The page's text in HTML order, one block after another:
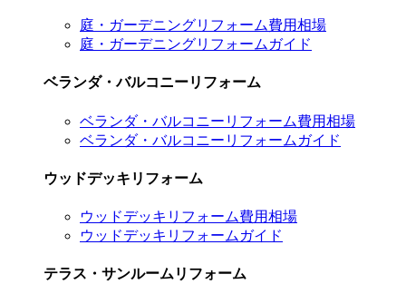
庭・ガーデニングリフォーム費用相場
庭・ガーデニングリフォームガイド
ベランダ・バルコニーリフォーム
ベランダ・バルコニーリフォーム費用相場
ベランダ・バルコニーリフォームガイド
ウッドデッキリフォーム
ウッドデッキリフォーム費用相場
ウッドデッキリフォームガイド
テラス・サンルームリフォーム